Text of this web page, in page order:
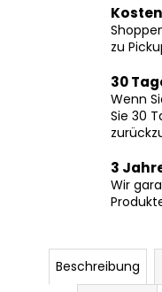
zu
Wenn
Sie 30
Wir
Beschreibung
Bewertung